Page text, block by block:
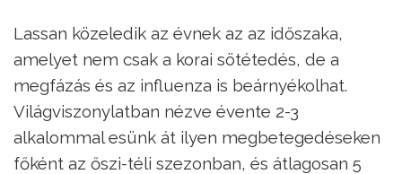
Lassan közeledik az évnek az az időszaka,
amelyet nem csak a korai sötétedés, de a
megfázás és az influenza is beárnyékolhat.
Világviszonylatban nézve évente 2-3
alkalommal esünk át ilyen megbetegedéseken
főként az őszi-téli szezonban, és átlagosan 5